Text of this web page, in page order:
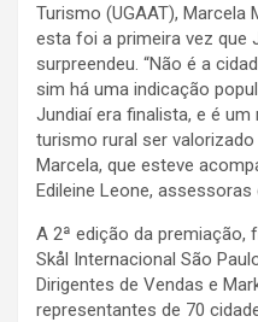
Turismo (UGAAT), Marcela
esta foi a primeira vez que
surpreendeu. “Não é a
sim há uma indicação
Jundiaí era finalista, e é
turismo rural ser
Marcela, que esteve
Edileine Leone,
A 2ª edição da premiação,
Skål Internacional São
Dirigentes de Vendas e
representantes de 70